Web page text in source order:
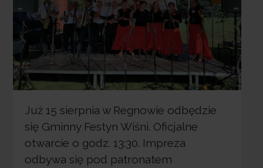
Już 15 sierpnia w Regnowie odbędzie
się Gminny Festyn Wiśni. Oficjalne
otwarcie o godz. 13:30. Impreza
odbywa się pod patronatem